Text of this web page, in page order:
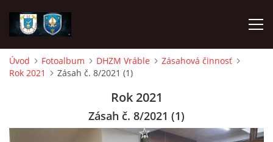
ÚVOD
Úvod Fotoalbum DHZM Vráble
Zásahová činnosť
Rok 2021
Zásah č. 8/2021 (1)
Rok 2021
Zásah č. 8/2021 (1)